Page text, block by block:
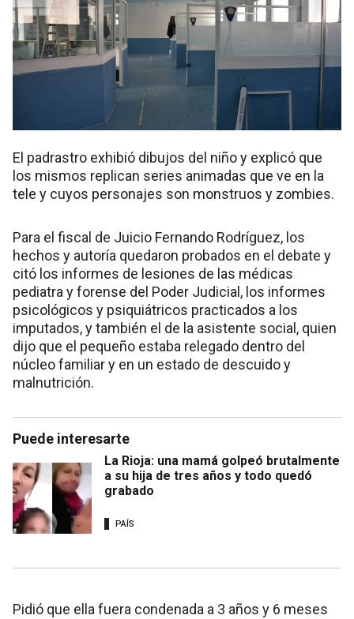
El padrastro exhibió dibujos del niño y explicó que
los mismos replican series animadas que ve en la
tele y cuyos personajes son monstruos y zombies.
Para el fiscal de Juicio Fernando Rodríguez, los
hechos y autoría quedaron probados en el debate y
citó los informes de lesiones de las médicas
pediatra y forense del Poder Judicial, los informes
psicológicos y psiquiátricos practicados a los
imputados, y también el de la asistente social, quien
dijo que el pequeño estaba relegado dentro del
núcleo familiar y en un estado de descuido y
malnutrición.
Puede interesarte
La Rioja: una mamá golpeó brutalmente
a su hija de tres años y todo quedó
grabado
PAÍS
Pidió que ella fuera condenada a 3 años y 6 meses